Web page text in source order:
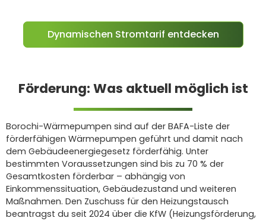
Dynamischen Stromtarif entdecken
Förderung: Was aktuell möglich ist
Borochi-Wärmepumpen sind auf der BAFA-Liste der
förderfähigen Wärmepumpen geführt und damit nach
dem Gebäudeenergiegesetz förderfähig. Unter
bestimmten Voraussetzungen sind bis zu 70 % der
Gesamtkosten förderbar – abhängig von
Einkommenssituation, Gebäudezustand und weiteren
Maßnahmen. Den Zuschuss für den Heizungstausch
beantragst du seit 2024 über die KfW (Heizungsförderung,